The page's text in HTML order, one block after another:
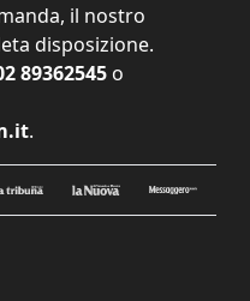
il nostro
disposizione.
89362545 o
.